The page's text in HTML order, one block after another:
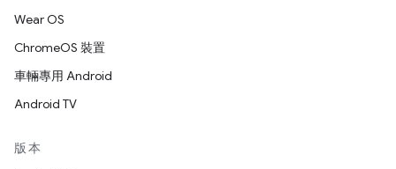
Wear OS
ChromeOS 裝置
車輛專用 Android
Android TV
版本